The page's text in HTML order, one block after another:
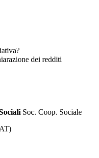
dei redditi
Soc. Coop. Sociale